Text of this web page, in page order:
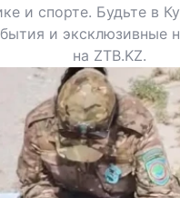
и спорте. Будьте в
и эксклюзивные
на ZTB.KZ.